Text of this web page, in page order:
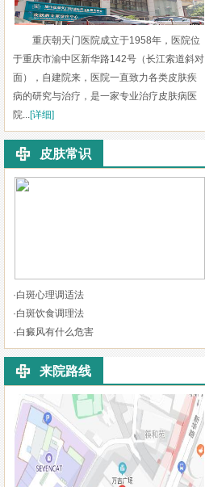
重庆朝天门医院成立于1958年，医院位
于重庆市渝中区新华路142号（长江索道斜对
面），自建院来，医院一直致力各类皮肤疾
病的研究与治疗，是一家专业治疗皮肤病医
院... [详细]
皮肤常识
·白斑心理调适法
·白斑饮食调理法
·白癜风有什么危害
来院路线